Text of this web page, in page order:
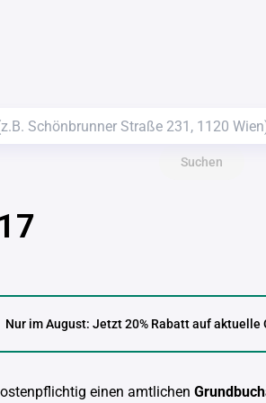
Suchen
Nur im August: Jetzt 20% Rabatt auf aktuelle
einen amtlichen